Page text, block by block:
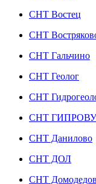
СНТ Востец
СНТ
СНТ Гальчино
СНТ Геолог
СНТ
СНТ
СНТ Данилово
СНТ ДОЛ
СНТ